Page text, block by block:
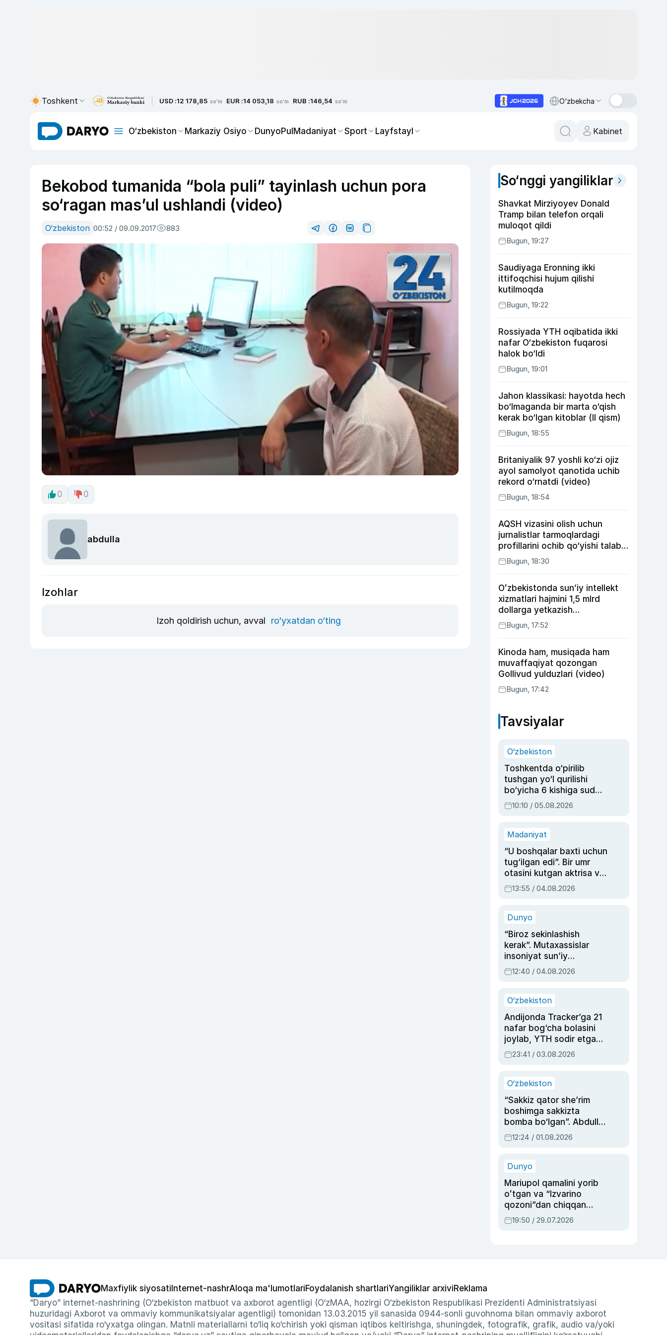
Toshkent USD :12 178,85 so'm EUR :14 053,18 so'm RUB :146,54 so'm O‘zbekcha
O‘zbekiston Markaziy Osiyo DunyoPulMadaniyat Sport Layfstayl Kabinet
Bekobod tumanida “bola puli” tayinlash uchun pora
so‘ragan mas’ul ushlandi (video)
O‘zbekiston 00:52 / 09.09.2017 883
0 0
abdulla
Izohlar
Izoh qoldirish uchun, avval ro‘yxatdan o‘ting
So‘nggi yangiliklar
Shavkat Mirziyoyev Donald
Tramp bilan telefon orqali
muloqot qildi
Bugun, 19:27
Saudiyaga Eronning ikki
ittifoqchisi hujum qilishi
kutilmoqda
Bugun, 19:22
Rossiyada YTH oqibatida ikki
nafar O‘zbekiston fuqarosi
halok bo‘ldi
Bugun, 19:01
Jahon klassikasi: hayotda hech
bo‘lmaganda bir marta o‘qish
kerak bo‘lgan kitoblar (II qism)
Bugun, 18:55
Britaniyalik 97 yoshli ko‘zi ojiz
ayol samolyot qanotida uchib
rekord o‘rnatdi (video)
Bugun, 18:54
AQSH vizasini olish uchun
jurnalistlar tarmoqlardagi
profillarini ochib qo‘yishi talab
etilishi mumkin
Bugun, 18:30
Oʻzbekistonda sunʼiy intellekt
xizmatlari hajmini 1,5 mlrd
dollarga yetkazish
rejalashtirilmoqda
Bugun, 17:52
Kinoda ham, musiqada ham
muvaffaqiyat qozongan
Gollivud yulduzlari (video)
Bugun, 17:42
Tavsiyalar
O‘zbekiston
Toshkentda o‘pirilib
tushgan yo‘l qurilishi
bo‘yicha 6 kishiga sud
hukmi o‘qildi
10:10 / 05.08.2026
Madaniyat
“U boshqalar baxti uchun
tug‘ilgan edi”. Bir umr
otasini kutgan aktrisa va
dublyaj ustasi Rimma
Ahmedovaning
13:55 / 04.08.2026
Dunyo
“Biroz sekinlashish
kerak”. Mutaxassislar
insoniyat sun’iy
intellektni boshqara
olmay qolishidan xavotir
12:40 / 04.08.2026
O‘zbekiston
Andijonda Tracker’ga 21
nafar bog‘cha bolasini
joylab, YTH sodir etgan
ayolga sud hukmi o‘qildi
23:41 / 03.08.2026
O‘zbekiston
“Sakkiz qator she’rim
boshimga sakkizta
bomba bo‘lgan”. Abdulla
Oripovni siyosiy
ayblovlardan asrab
12:24 / 01.08.2026
Dunyo
Mariupol qamalini yorib
oʻtgan va “Izvarino
qozoni”dan chiqqan
qahramon — Ukraina
armiyasi bosh
19:50 / 29.07.2026
Maxfiylik siyosati Internet-nashrAloqa ma'lumotlariFoydalanish shartlariYangiliklar arxiviReklama
“Daryo” internet-nashrining (O‘zbekiston matbuot va axborot agentligi (O‘zMAA, hozirgi O‘zbekiston Respublikasi Prezidenti Administratsiyasi
huzuridagi Axborot va ommaviy kommunikatsiyalar agentligi) tomonidan 13.03.2015 yil sanasida 0944-sonli guvohnoma bilan ommaviy axborot
vositasi sifatida ro‘yxatga olingan. Matnli materiallarni to‘liq ko‘chirish yoki qisman iqtibos keltirishga, shuningdek, fotografik, grafik, audio va/yoki